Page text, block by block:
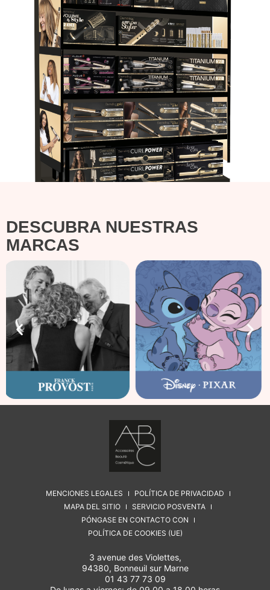
DESCUBRA NUESTRAS
MARCAS
MENCIONES LEGALES
POLÍTICA DE PRIVACIDAD
MAPA DEL SITIO
SERVICIO POSVENTA
PÓNGASE EN CONTACTO CON
POLÍTICA DE COOKIES (UE)
3 avenue des Violettes,
94380, Bonneuil sur Marne
01 43 77 73 09